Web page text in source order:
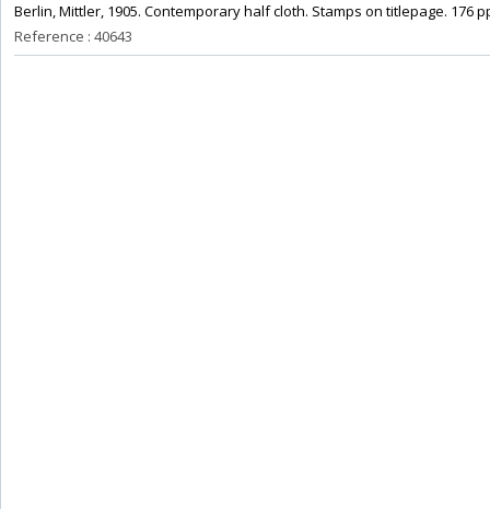
‎Berlin, Mittler, 1905. Contemporary half cloth. Stamps on titlepage. 176
Reference : 40643